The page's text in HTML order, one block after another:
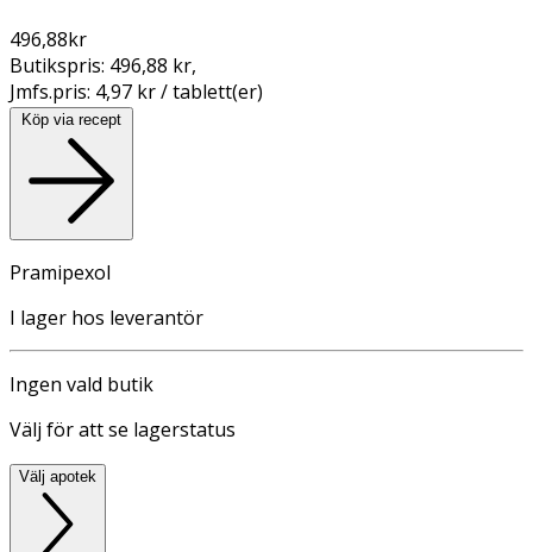
496,88kr
Butikspris: 496,88 kr,
Jmfs.pris: 4,97 kr / tablett(er)
Köp via recept
Pramipexol
I lager hos leverantör
Ingen vald butik
Välj för att se lagerstatus
Välj apotek